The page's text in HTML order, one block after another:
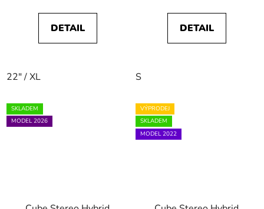
DETAIL
22" / XL
DETAIL
S
SKLADEM
MODEL 2026
VÝPRODEJ
SKLADEM
MODEL 2022